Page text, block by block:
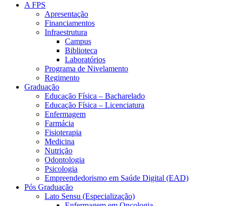
A FPS
Apresentação
Financiamentos
Infraestrutura
Campus
Biblioteca
Laboratórios
Programa de Nivelamento
Regimento
Graduação
Educação Física – Bacharelado
Educação Física – Licenciatura
Enfermagem
Farmácia
Fisioterapia
Medicina
Nutrição
Odontologia
Psicologia
Empreendedorismo em Saúde Digital (EAD)
Pós Graduação
Lato Sensu (Especialização)